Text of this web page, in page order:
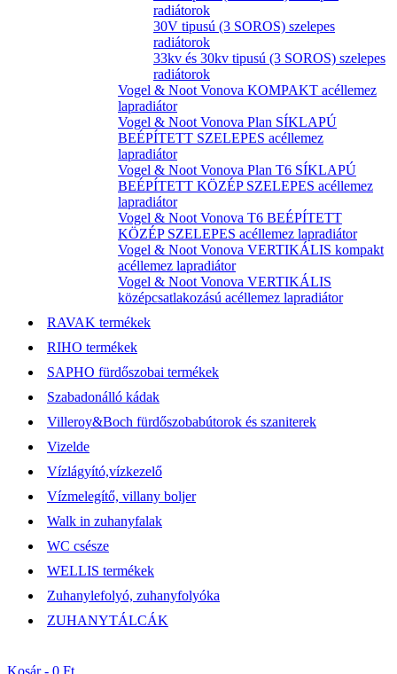
radiátorok
30V tipusú (3 SOROS) szelepes
radiátorok
33kv és 30kv tipusú (3 SOROS) szelepes
radiátorok
Vogel & Noot Vonova KOMPAKT acéllemez
lapradiátor
Vogel & Noot Vonova Plan SÍKLAPÚ
BEÉPÍTETT SZELEPES acéllemez
lapradiátor
Vogel & Noot Vonova Plan T6 SÍKLAPÚ
BEÉPÍTETT KÖZÉP SZELEPES acéllemez
lapradiátor
Vogel & Noot Vonova T6 BEÉPÍTETT
KÖZÉP SZELEPES acéllemez lapradiátor
Vogel & Noot Vonova VERTIKÁLIS kompakt
acéllemez lapradiátor
Vogel & Noot Vonova VERTIKÁLIS
középcsatlakozású acéllemez lapradiátor
RAVAK termékek
RIHO termékek
SAPHO fürdőszobai termékek
Szabadonálló kádak
Villeroy&Boch fürdőszobabútorok és szaniterek
Vizelde
Vízlágyító,vízkezelő
Vízmelegítő, villany boljer
Walk in zuhanyfalak
WC csésze
WELLIS termékek
Zuhanylefolyó, zuhanyfolyóka
ZUHANYTÁLCÁK